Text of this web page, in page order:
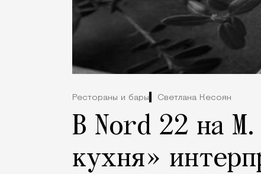
Рестораны и бары Светлана Кесоян
В Nord 22 на
кухня»